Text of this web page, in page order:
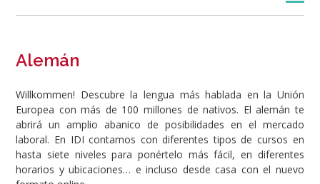
Alemán
Willkommen! Descubre la lengua más hablada en la Unión
Europea con más de 100 millones de nativos. El alemán te
abrirá un amplio abanico de posibilidades en el mercado
laboral. En IDI contamos con diferentes tipos de cursos en
hasta siete niveles para ponértelo más fácil, en diferentes
horarios y ubicaciones… e incluso desde casa con el nuevo